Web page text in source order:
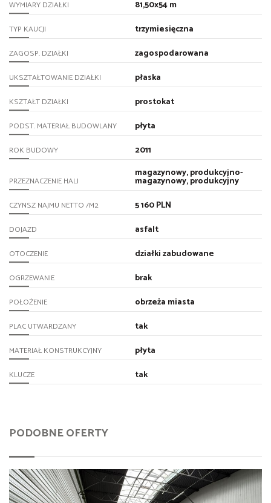
WYMIARY DZIAŁKI 81,50x54 m
TYP KAUCJI trzymiesięczna
ZAGOSP. DZIAŁKI zagospodarowana
UKSZTAŁTOWANIE DZIAŁKI płaska
KSZTAŁT DZIAŁKI prostokat
PODST. MATERIAŁ BUDOWLANY płyta
ROK BUDOWY 2011
PRZEZNACZENIE HALI
magazynowy, produkcyjno-
magazynowy, produkcyjny
CZYNSZ NAJMU NETTO /M2 5 160 PLN
DOJAZD asfalt
OTOCZENIE działki zabudowane
OGRZEWANIE brak
POŁOŻENIE obrzeża miasta
PLAC UTWARDZANY tak
MATERIAŁ KONSTRUKCYJNY płyta
KLUCZE tak
PODOBNE OFERTY